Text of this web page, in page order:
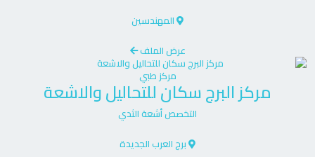
المهندسين
عرض الملف
مركز طبي
مركزالبرج سكان للتحاليل والاشعة
التخصصأشعة الثدي
برج العرب الجديدة